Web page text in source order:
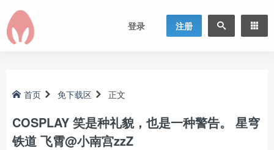
登录 注册
首页 免下载区 正文
COSPLAY 笑是种礼貌，也是一种警告。 星穹
铁道 飞霄@小南宫zzZ